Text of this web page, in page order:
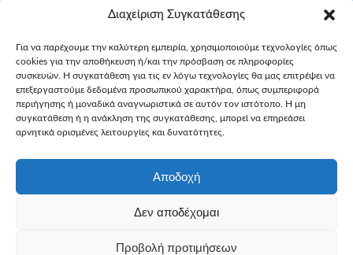
Διαχείριση Συγκατάθεσης
Για να παρέχουμε την καλύτερη εμπειρία, χρησιμοποιούμε τεχνολογίες όπως
cookies για την αποθήκευση ή/και την πρόσβαση σε πληροφορίες
συσκευών. Η συγκατάθεση για τις εν λόγω τεχνολογίες θα μας επιτρέψει να
επεξεργαστούμε δεδομένα προσωπικού χαρακτήρα, όπως συμπεριφορά
περιήγησης ή μοναδικά αναγνωριστικά σε αυτόν τον ιστότοπο. Η μη
συγκατάθεση ή η ανάκληση της συγκατάθεσης, μπορεί να επηρεάσει
αρνητικά ορισμένες λειτουργίες και δυνατότητες.
Αποδοχή
Δεν αποδέχομαι
Προβολή προτιμήσεων
Κριτήρια Καταλληλότητας
Υποβολή Αιτήματος
NEWSLETTER
Email*
All Rights Reserved